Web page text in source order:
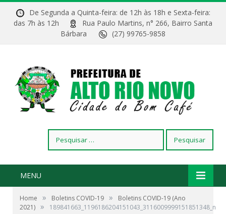
De Segunda a Quinta-feira: de 12h às 18h e Sexta-feira:
das 7h às 12h
Rua Paulo Martins, n° 266, Bairro Santa
Bárbara
(27) 99765-9858
por:
MENU
Home » Boletins COVID-19 »
Boletins COVID-19 (Ano
2021) » 189841663_1196186204151043_3116009999151851348_n